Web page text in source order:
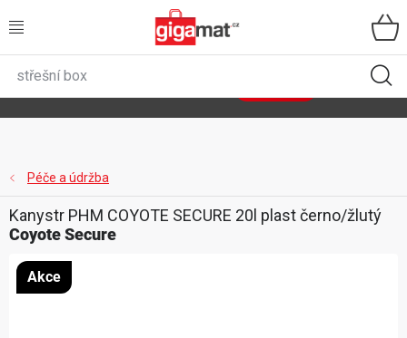
na
VŠECHNY KATEGORIE
ZAHRADA
DÍLNA
ÚLOŽNÉ BOXY
Péče a údržba
Kanystr PHM COYOTE SECURE 20l plast černo/žlutý
Coyote Secure
Akce